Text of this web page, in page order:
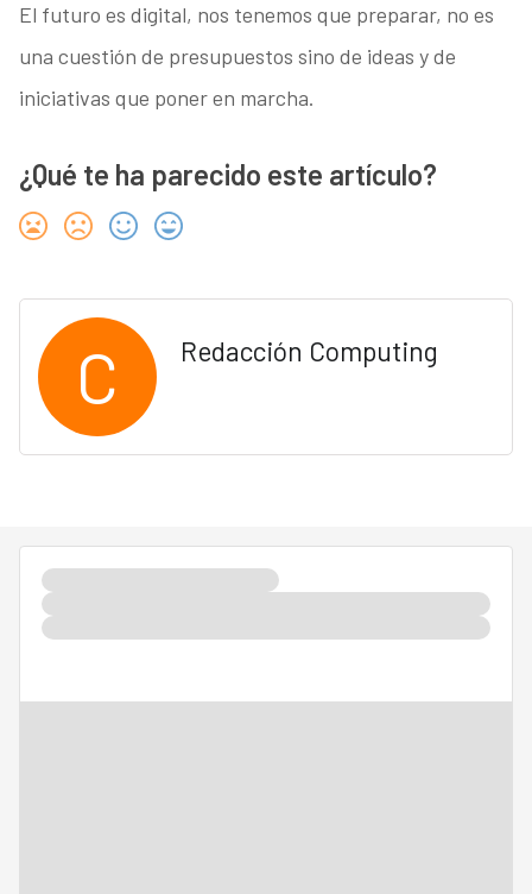
El futuro es digital, nos tenemos que preparar, no es
una cuestión de presupuestos sino de ideas y de
iniciativas que poner en marcha.
¿Qué te ha parecido este artículo?
C Redacción Computing